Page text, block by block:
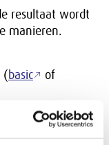
resultaat wordt
manieren.
(basic
of
scope- en